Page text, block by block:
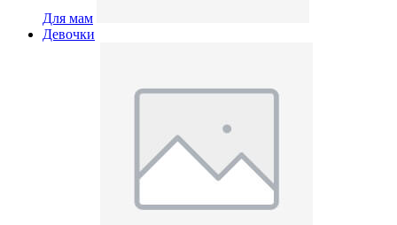
Для мам
Девочки